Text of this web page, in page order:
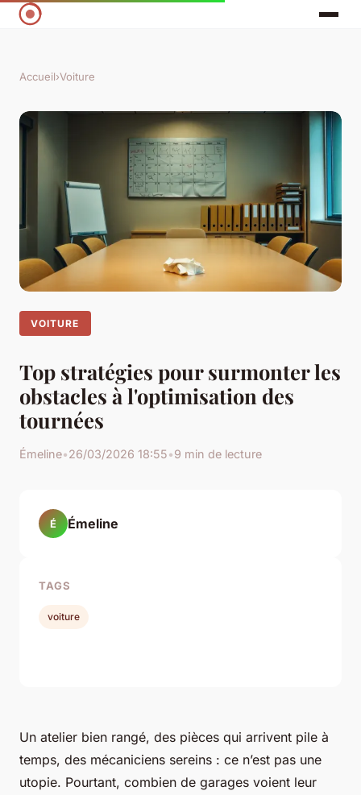
Accueil›Voiture
VOITURE
Top stratégies pour surmonter les
obstacles à l'optimisation des
tournées
Émeline•26/03/2026 18:55•9 min de lecture
Un atelier bien rangé, des pièces qui arrivent pile à
temps, des mécaniciens sereins : ce n’est pas une
utopie. Pourtant, combien de garages voient leur
É Émeline
TAGS
voiture